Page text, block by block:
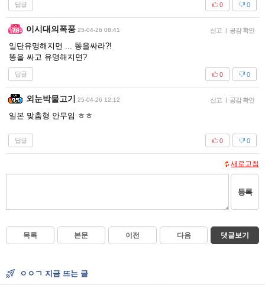
답글 0
0
이시대의폭풍 25-04-26 08:41 신고 공감 확인
일단유명해지면 ... 똥을싸라?!
똥을 싸고 유명해지면?
답글 0
0
외눈박물고기 25-04-26 12:12 신고 공감 확인
일본 맞춤형 안무임 ㅎㅎ
답글 0
0
새로고침
등록
목록 본문 이전 다음 댓글보기
ㅇㅇㄱ 지금 뜨는 글